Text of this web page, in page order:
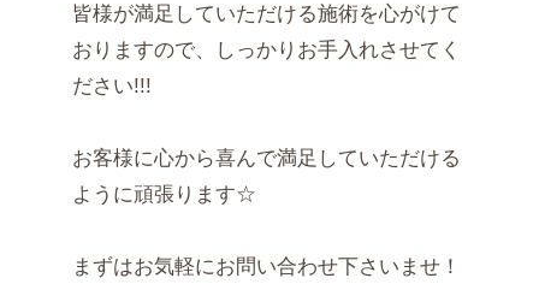
皆様が満足していただける施術を心がけて
おりますので、しっかりお手入れさせてく
ださい!!!
お客様に心から喜んで満足していただける
ように頑張ります☆
まずはお気軽にお問い合わせ下さいませ！